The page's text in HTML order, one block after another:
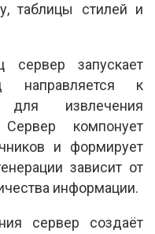
таблицы стилей и
запускает
направляется к
для извлечения
компонует
и формирует
зависит от
информации.
сервер создаёт